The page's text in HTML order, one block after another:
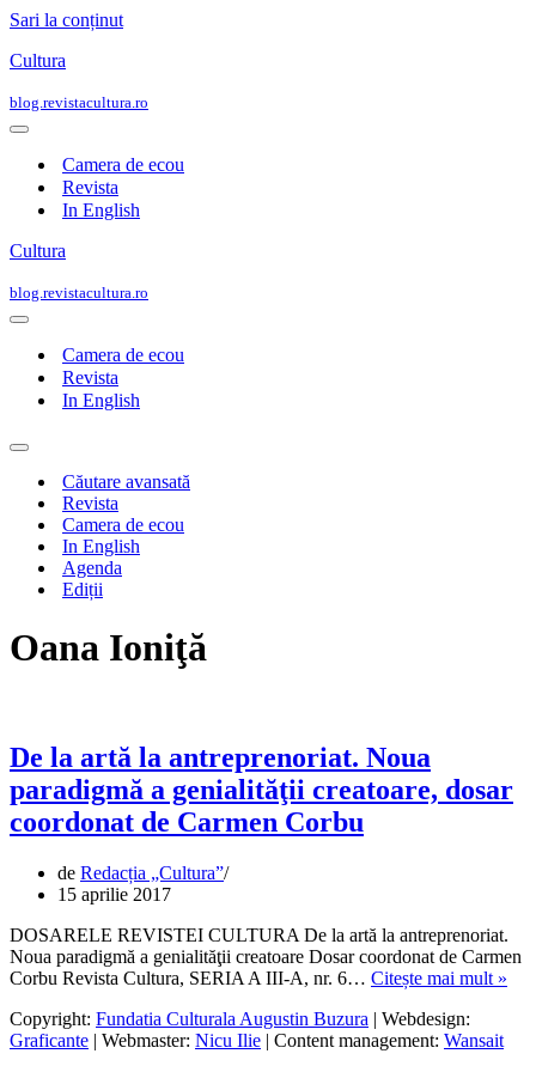
Sari la conținut
Cultura
blog.revistacultura.ro
Meniu
navigareCamera de ecou
Revista
In English
Cultura
blog.revistacultura.ro
Meniu
navigareCamera de ecou
Revista
In English
Meniu
navigareCăutare avansată
Revista
Camera de ecou
In English
Agenda
Ediții
Oana Ioniţă
De la artă la antreprenoriat. Noua
paradigmă a genialităţii creatoare, dosar
coordonat de Carmen Corbu
de Redacția „Cultura”
15 aprilie 2017
DOSARELE REVISTEI CULTURA De la artă la antreprenoriat.
Noua paradigmă a genialităţii creatoare Dosar coordonat de Carmen
Corbu Revista Cultura, SERIA A III-A, nr. 6… Citește mai mult »
Copyright: Fundatia Culturala Augustin Buzura | Webdesign:
Graficante | Webmaster: Nicu Ilie | Content management: Wansait